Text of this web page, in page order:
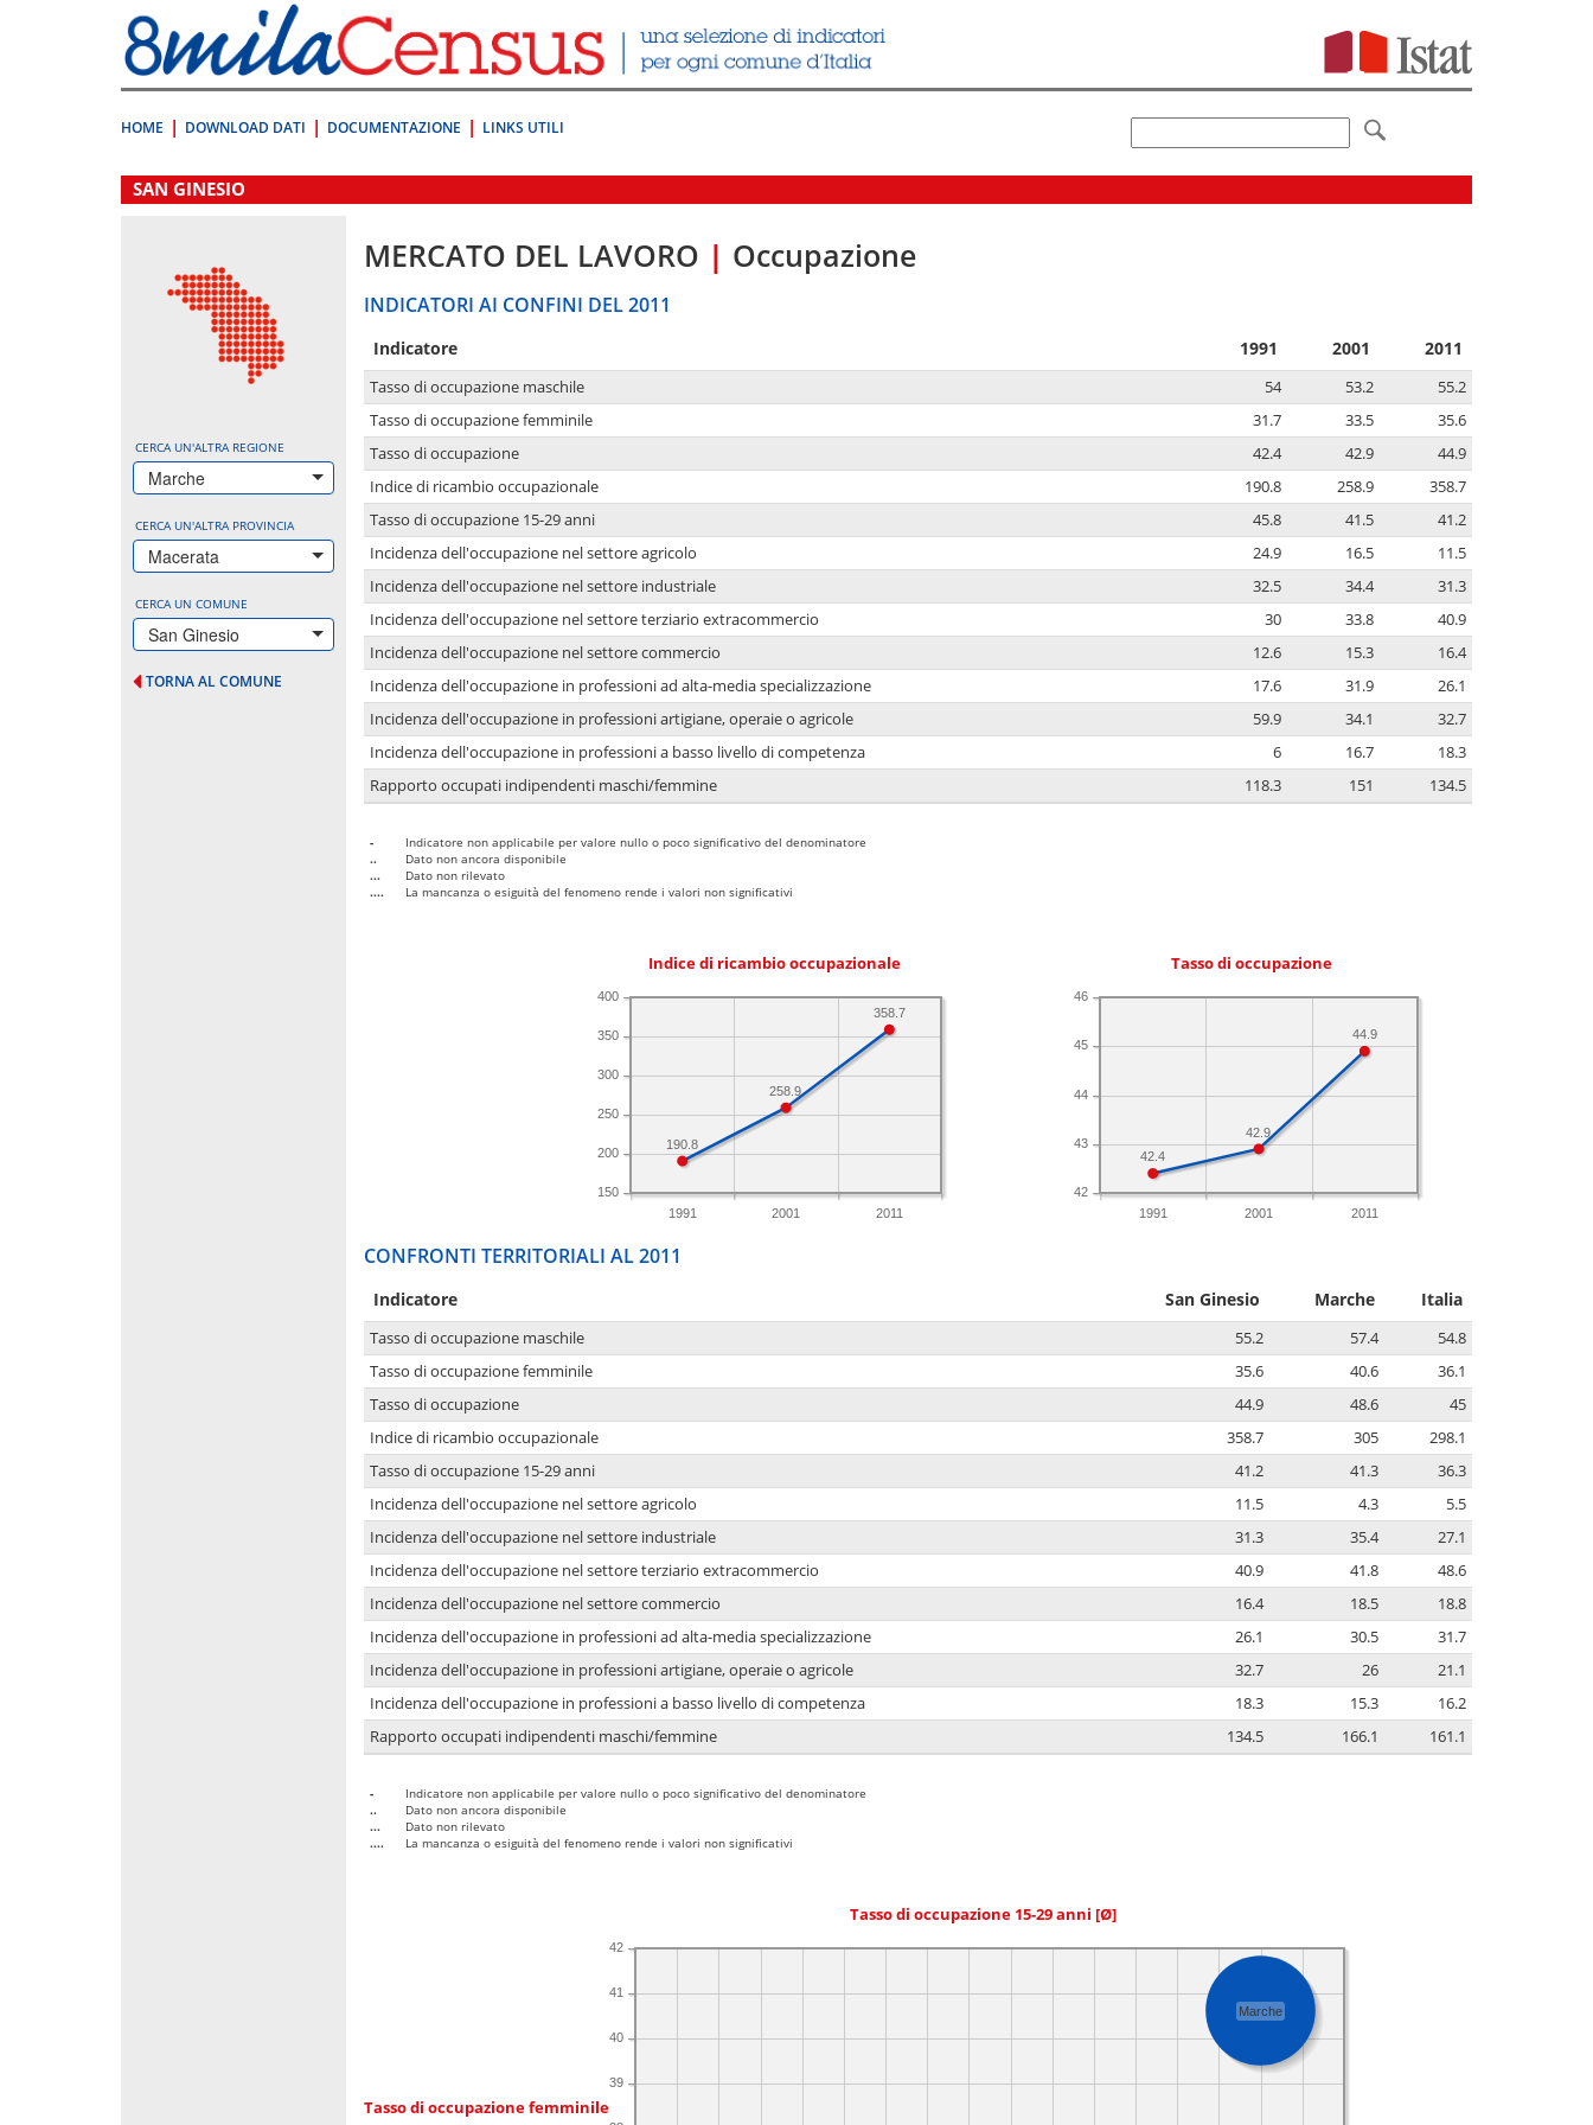
direttamente
a:
Contenuto
HOME DOWNLOAD DATI DOCUMENTAZIONE LINKS UTILI
.
SAN GINESIO
CERCA UN'ALTRA REGIONE
Marche
CERCA UN'ALTRA PROVINCIA
Macerata
CERCA UN COMUNE
San Ginesio
TORNA AL COMUNE
MERCATO DEL LAVORO | Occupazione
INDICATORI AI CONFINI DEL 2011
Indicatore 1991 2001 2011
Tasso di occupazione maschile 54 53.2
55.2
Tasso di occupazione femminile
31.7 33.5
35.6
Tasso di occupazione
42.4 42.9
44.9
Indice di ricambio occupazionale
190.8 258.9
358.7
Tasso di occupazione 15-29 anni
45.8 41.5
41.2
Incidenza dell'occupazione nel settore agricolo
24.9 16.5
11.5
Incidenza dell'occupazione nel settore industriale
32.5 34.4
31.3
Incidenza dell'occupazione nel settore terziario extracommercio
30 33.8
40.9
Incidenza dell'occupazione nel settore commercio
12.6 15.3
16.4
Incidenza dell'occupazione in professioni ad alta-media specializzazione
17.6 31.9
26.1
Incidenza dell'occupazione in professioni artigiane, operaie o agricole
59.9 34.1
32.7
Incidenza dell'occupazione in professioni a basso livello di competenza
6 16.7
18.3
Rapporto occupati indipendenti maschi/femmine
118.3 151 134.5
-
Indicatore non applicabile per valore nullo o poco significativo del denominatore
..
Dato non ancora disponibile
...
Dato non rilevato
....
La mancanza o esiguità del fenomeno rende i valori non significativi
Indice di ricambio occupazionale
1991 2001 2011
150
200
250
300
350
400
358.7
258.9
190.8
Tasso di occupazione
1991 2001 2011
42
43
44
45
46
44.9
42.9
42.4
CONFRONTI TERRITORIALI AL 2011
Indicatore San Ginesio Marche Italia
Tasso di occupazione maschile 55.2 57.4
54.8
Tasso di occupazione femminile
35.6 40.6
36.1
Tasso di occupazione
44.9 48.6
45
Indice di ricambio occupazionale
358.7 305
298.1
Tasso di occupazione 15-29 anni
41.2 41.3
36.3
Incidenza dell'occupazione nel settore agricolo
11.5 4.3
5.5
Incidenza dell'occupazione nel settore industriale
31.3 35.4
27.1
Incidenza dell'occupazione nel settore terziario extracommercio
40.9 41.8
48.6
Incidenza dell'occupazione nel settore commercio
16.4 18.5
18.8
Incidenza dell'occupazione in professioni ad alta-media specializzazione
26.1 30.5
31.7
Incidenza dell'occupazione in professioni artigiane, operaie o agricole
32.7 26
21.1
Incidenza dell'occupazione in professioni a basso livello di competenza
18.3 15.3
16.2
Rapporto occupati indipendenti maschi/femmine
134.5 166.1 161.1
-
Indicatore non applicabile per valore nullo o poco significativo del denominatore
..
Dato non ancora disponibile
...
Dato non rilevato
....
La mancanza o esiguità del fenomeno rende i valori non significativi
Tasso di occupazione 15-29 anni [Ø]
Tasso di occupazione femminile
39
40
41
42
Marche